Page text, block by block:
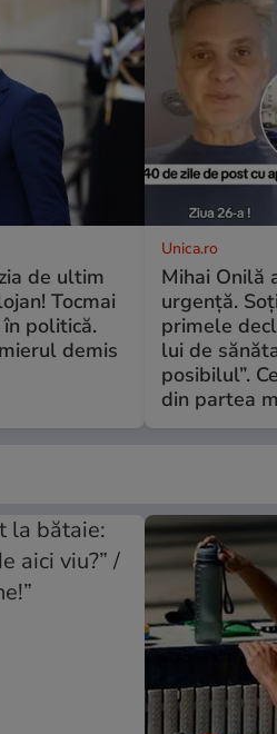
de ultim
Tocmai
politică.
demis
Unica.ro
Mihai Onilă
urgență.
primele
lui de
posibilul”.
din partea